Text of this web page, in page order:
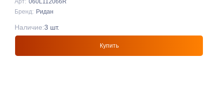
Арт: 060L112066R
Бренд: Ридан
Купить
Наличие:3 шт.